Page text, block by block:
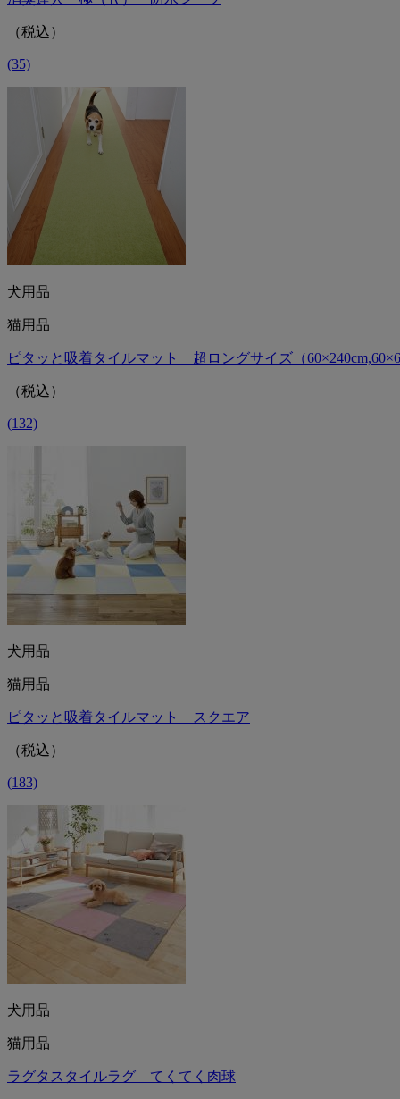
（税込）
(35)
犬用品
猫用品
ピタッと吸着タイルマット 超ロングサイズ（
（税込）
(132)
犬用品
猫用品
ピタッと吸着タイルマット スクエア
（税込）
(183)
犬用品
猫用品
ラグタスタイルラグ てくてく肉球